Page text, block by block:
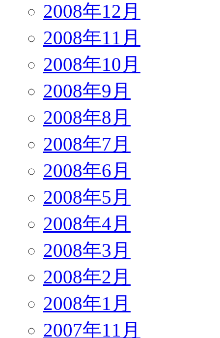
2008年12月
2008年11月
2008年10月
2008年9月
2008年8月
2008年7月
2008年6月
2008年5月
2008年4月
2008年3月
2008年2月
2008年1月
2007年11月